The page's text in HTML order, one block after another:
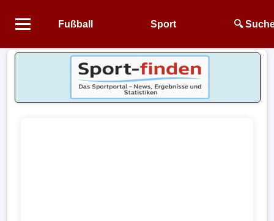
Fußball Sport 🔍
Startseite